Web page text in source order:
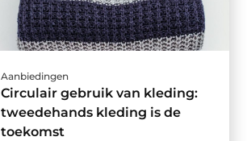
Aanbiedingen
Circulair gebruik van kleding:
tweedehands kleding is de
toekomst